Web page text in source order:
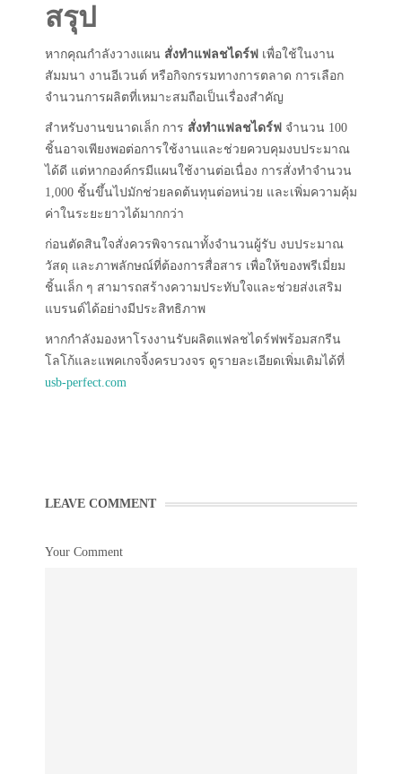
สรุป
หากคุณกำลังวางแผน สั่งทำแฟลชไดร์ฟ เพื่อใช้ในงาน
สัมมนา งานอีเวนต์ หรือกิจกรรมทางการตลาด การเลือก
จำนวนการผลิตที่เหมาะสมถือเป็นเรื่องสำคัญ
สำหรับงานขนาดเล็ก การ สั่งทำแฟลชไดร์ฟ จำนวน 100
ชิ้นอาจเพียงพอต่อการใช้งานและช่วยควบคุมงบประมาณ
ได้ดี แต่หากองค์กรมีแผนใช้งานต่อเนื่อง การสั่งทำจำนวน
1,000 ชิ้นขึ้นไปมักช่วยลดต้นทุนต่อหน่วย และเพิ่มความคุ้ม
ค่าในระยะยาวได้มากกว่า
ก่อนตัดสินใจสั่งควรพิจารณาทั้งจำนวนผู้รับ งบประมาณ
วัสดุ และภาพลักษณ์ที่ต้องการสื่อสาร เพื่อให้ของพรีเมี่ยม
ชิ้นเล็ก ๆ สามารถสร้างความประทับใจและช่วยส่งเสริม
แบรนด์ได้อย่างมีประสิทธิภาพ
หากกำลังมองหาโรงงานรับผลิตแฟลชไดร์ฟพร้อมสกรีน
โลโก้และแพคเกจจิ้งครบวงจร ดูรายละเอียดเพิ่มเติมได้ที่
usb-perfect.com
LEAVE COMMENT
Your Comment